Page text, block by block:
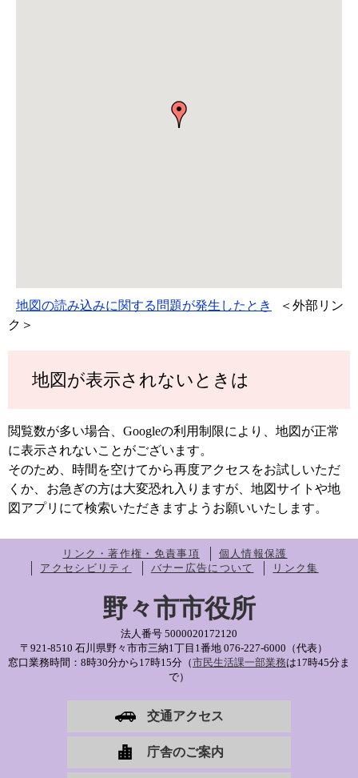
地図の読み込みに関する問題が発生したとき
＜外部リン
ク＞
地図が表示されないときは
閲覧数が多い場合、Googleの利用制限により、地図が正常
に表示されないことがございます。
そのため、時間を空けてから再度アクセスをお試しいただ
くか、お急ぎの方は大変恐れ入りますが、地図サイトや地
図アプリにて検索いただきますようお願いいたします。
リンク・著作権・免責事項
個人情報保護
アクセシビリティ
バナー広告について リンク集
野々市市役所
法人番号 5000020172120
〒921-8510 石川県野々市市三納1丁目1番地 076-227-6000（代表）
窓口業務時間：8時30分から17時15分（市民生活課一部業務は17時45分ま
で）
交通アクセス
庁舎のご案内